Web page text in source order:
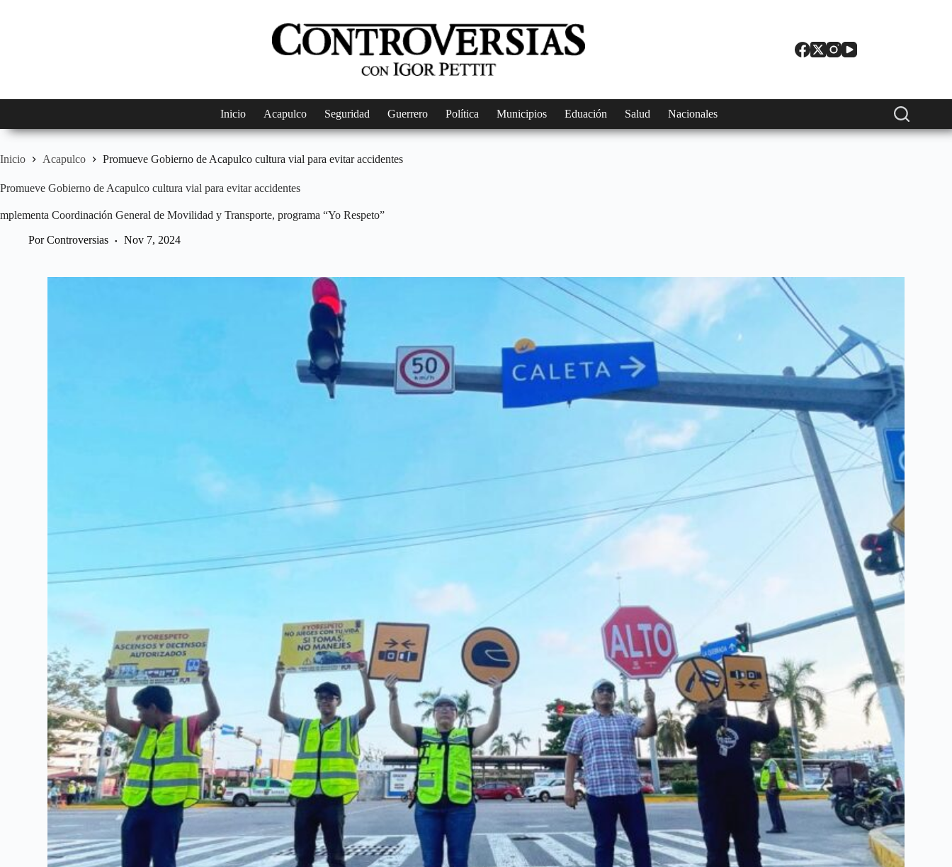
Inicio Acapulco Seguridad Guerrero Política Municipios Eduación Salud Nacionales
Inicio Acapulco Promueve Gobierno de Acapulco cultura vial para evitar accidentes
Promueve Gobierno de Acapulco cultura vial para evitar accidentes
mplementa Coordinación General de Movilidad y Transporte, programa “Yo Respeto”
Por Controversias Nov 7, 2024